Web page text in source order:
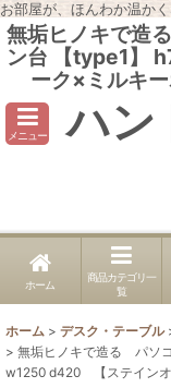
お部屋が、ほんわか温
無垢ヒノキで
ン台 【type1】
ーク×ミルキ
メニュー ハン
ホーム
商品カテゴリ一
覧
ホーム > デスク・テーブル
> 無垢ヒノキで造る パソ
w1250 d420 【ステイン